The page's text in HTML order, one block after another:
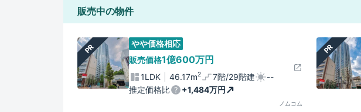
販売中の物件
PR
やや価格相応
販売価格1億600万円
1LDK 46.17m2 7階/29階建
--
推定価格比
+1,484万円
ノムコム
PR